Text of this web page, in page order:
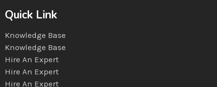
Quick Link
Knowledge Base
Knowledge Base
Hire An Expert
Hire An Expert
Hire An Expert